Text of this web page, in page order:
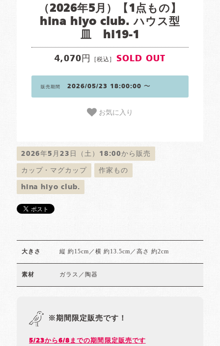
（2026年5月）【1点もの】
hina hiyo club. ハウス型
皿 hi19-1
4,070円 [税込] SOLD OUT
販売期間 2026/05/23 18:00:00 〜
お気に入り
2026年5月23日（土）18:00から販売
カップ・マグカップ 作家もの
hina hiyo club.
大きさ 縦 約15cm／横 約13.5cm／高さ 約2cm
素材 ガラス／陶器
※期間限定販売です！
5/23から6/8までの期間限定販売です